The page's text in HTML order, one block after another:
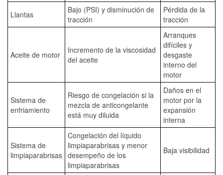
Llantas
Bajo (PSI) y disminución de
tracción
Pérdida de la
tracción
Aceite de motor
Incremento de la viscosidad
del aceite
Arranques
difíciles y
desgaste
interno del
motor
Sistema de
enfriamiento
Riesgo de congelación si la
mezcla de anticongelante
está muy diluida
Daños en el
motor por la
expansión
interna
Sistema de
limpiaparabrisas
Congelación del líquido
limpiaparabrisas y menor
desempeño de los
limpiaparabrisas
Baja visibilidad